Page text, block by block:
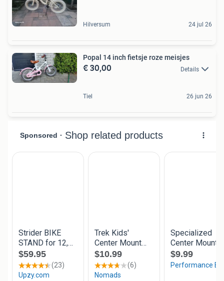
Hilversum 24 jul 26
Popal 14 inch fietsje roze meisjes
€ 30,00 Details
Tiel 26 jun 26